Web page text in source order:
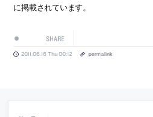
に掲載されています。
SHARE
2011.06.16 Thu 00:12 permalink